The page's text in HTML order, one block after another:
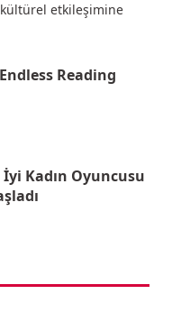
etkileşimine
Reading
İyi Kadın Oyuncusu